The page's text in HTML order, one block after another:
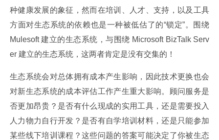
种健康发展的象征，然而在培训、人才、支持，以及工具
方面对生态系统的依赖也是一种被低估了的“锁定”。围绕
Mulesoft 建立的生态系统，与围绕 Microsoft BizTalk Serv
er 建立的生态系统，这两者肯定是没有交集的！
生态系统会对总体拥有成本产生影响，因此技术更换也会
对新生态系统的成本评估工作产生重大影响。顾问服务是
否更加昂贵？是否有什么现成的实用工具，还是需要投入
人力物力自行开发？是否有自学培训材料，还是只能参加
某些线下培训课程？这些问题的答案可能决定了你被生态